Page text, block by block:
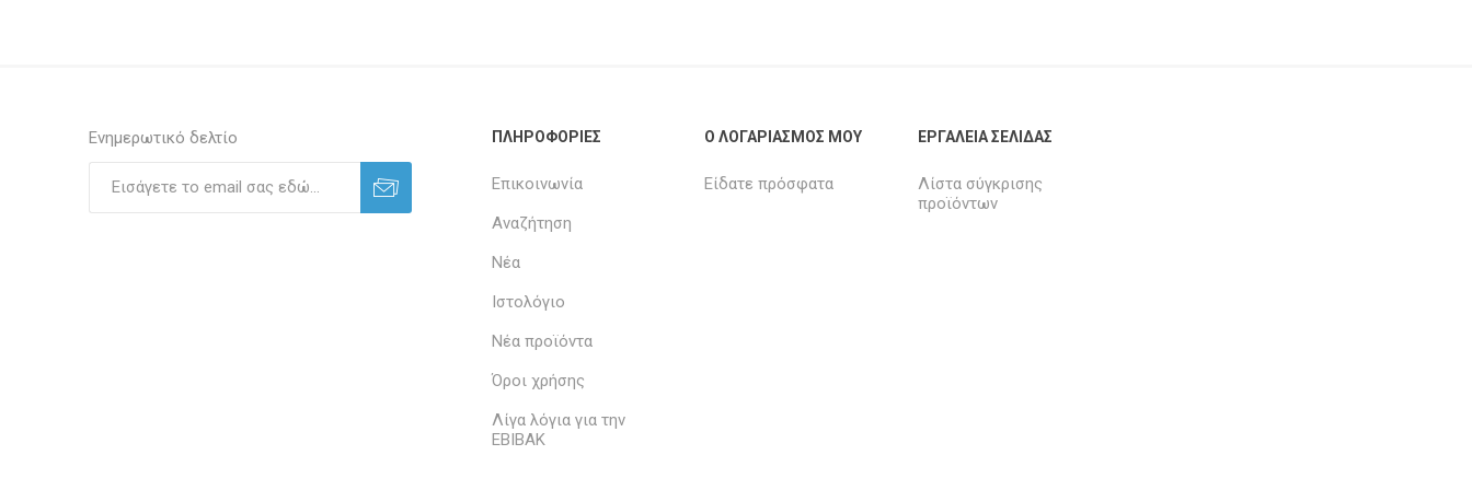
Ενημερωτικό δελτίο ΠΛΗΡΟΦΟΡΊΕΣ
Επικοινωνία
Αναζήτηση
Νέα
Ιστολόγιο
Νέα προϊόντα
Όροι χρήσης
Λίγα λόγια για την
ΕΒΙΒΑΚ
Ο ΛΟΓΑΡΙΑΣΜΌΣ ΜΟΥ
Είδατε πρόσφατα
ΕΡΓΑΛΕΊΑ ΣΕΛΊΔΑΣ
Λίστα σύγκρισης
προϊόντων